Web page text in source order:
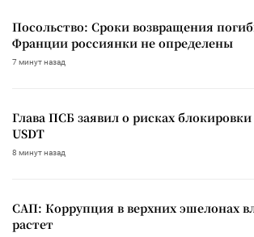
Посольство: Сроки возвращения
Франции россиянки не определены
7 минут назад
Глава ПСБ заявил о рисках
USDT
8 минут назад
САП: Коррупция в верхних эшелонах
растет